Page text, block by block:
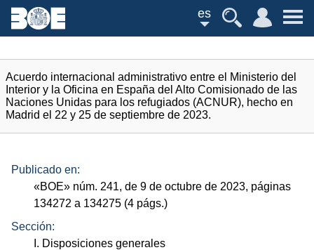
es
Acuerdo internacional administrativo entre el Ministerio del
Interior y la Oficina en España del Alto Comisionado de las
Naciones Unidas para los refugiados (ACNUR), hecho en
Madrid el 22 y 25 de septiembre de 2023.
Publicado en:
«BOE» núm. 241, de 9 de octubre de 2023, páginas
134272 a 134275 (4 págs.)
Sección:
I. Disposiciones generales